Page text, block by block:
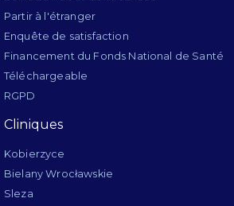
Partir à l'étranger
Enquête de satisfaction
Financement du Fonds National de Santé
Téléchargeable
RGPD
Cliniques
Kobierzyce
Bielany Wrocławskie
Sleza